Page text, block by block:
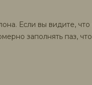
Если вы видите, что
заполнять паз,